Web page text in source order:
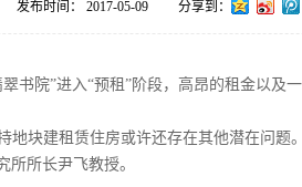
发布时间： 2017-05-09 分享到：
书院”进入“预租”阶段，高昂的租金以及
地块建租赁住房或许还存在其他潜在问
所所长尹飞教授。